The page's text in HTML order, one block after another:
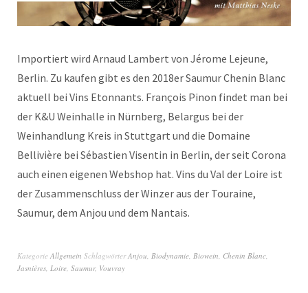
Importiert wird Arnaud Lambert von Jérome Lejeune,
Berlin. Zu kaufen gibt es den 2018er Saumur Chenin Blanc
aktuell bei Vins Etonnants. François Pinon findet man bei
der K&U Weinhalle in Nürnberg, Belargus bei der
Weinhandlung Kreis in Stuttgart und die Domaine
Bellivière bei Sébastien Visentin in Berlin, der seit Corona
auch einen eigenen Webshop hat. Vins du Val der Loire ist
der Zusammenschluss der Winzer aus der Touraine,
Saumur, dem Anjou und dem Nantais.
Kategorie Allgemein SchlagwörterAnjou, Biodynamie, Biowein, Chenin Blanc,
Jasnières, Loire, Saumur, Vouvray